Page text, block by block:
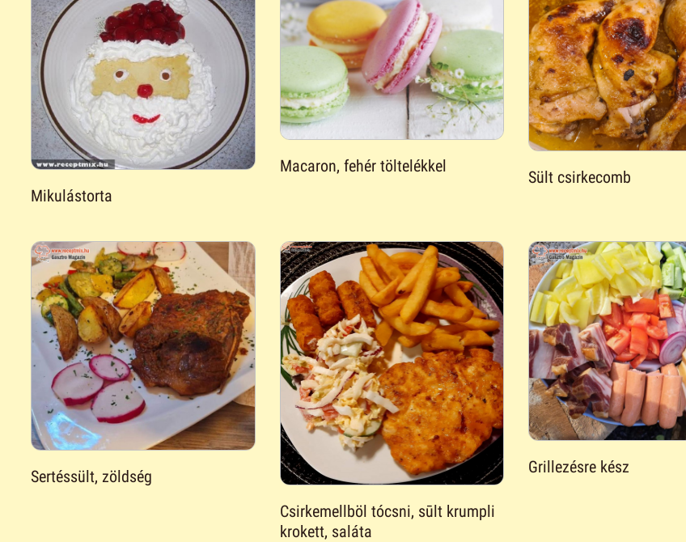
Mikulástorta
Macaron, fehér töltelékkel
Sült csirkecomb
Sertéssült, zöldség
Csirkemellböl tócsni, sūlt krumpli
krokett, saláta
Grillezésre kész